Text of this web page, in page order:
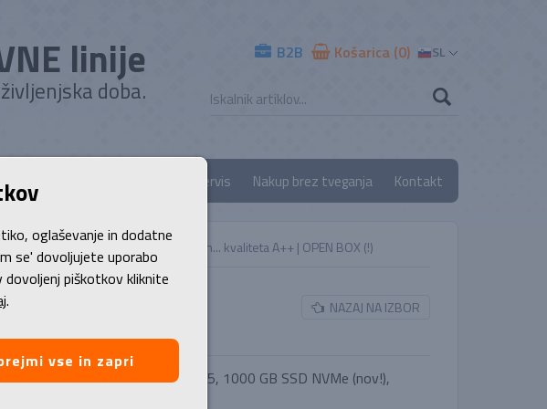
linije
doba.
SL
Košarica (0)
B2B
Življenska doba Servis Nakup brez tveganja Kontakt
Zbook 16 G9 FURY Mobile Workstation... kvaliteta A++ | OPEN BOX (!)
Mobile
BOX (!)
NAZAJ NA IZBOR
GHz do 4.80 GHz), 32 GB DDR5, 1000 GB SSD NVMe (nov!),
oglaševanje in dodatne
se' dovoljujete uporabo
piškotkov kliknite
.
vse in zapri